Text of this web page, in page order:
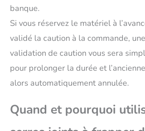
banque.
Si vous réservez le matériel à
validé la caution à la commande,
validation de caution vous sera
pour prolonger la durée et
alors automatiquement annulée.
Quand et pourquoi